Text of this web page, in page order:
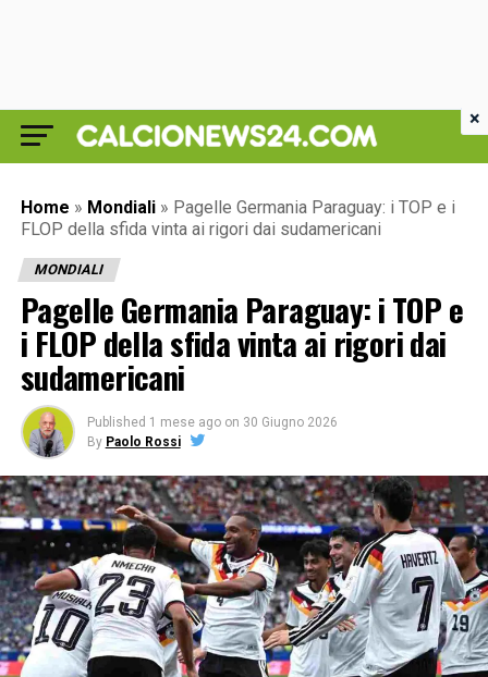
Home » Mondiali » Pagelle Germania Paraguay: i TOP e i
FLOP della sfida vinta ai rigori dai sudamericani
MONDIALI
Pagelle Germania Paraguay: i TOP e
i FLOP della sfida vinta ai rigori dai
sudamericani
Published 1 mese ago on 30 Giugno 2026
By Paolo Rossi
×